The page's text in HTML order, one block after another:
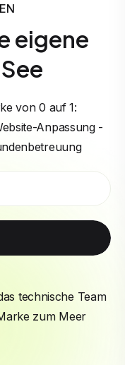
eigene
von 0 auf 1:
Anpassung -
technische Team
zum Meer